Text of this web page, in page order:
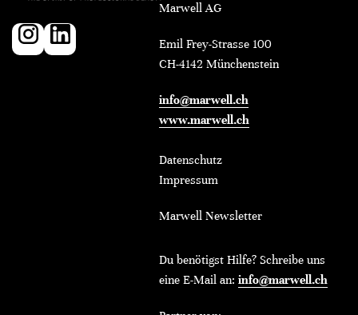
Marwell AG
Emil Frey-Strasse 100
CH-4142 Münchenstein
info@marwell.ch
www.marwell.ch
Datenschutz
Impressum
Marwell Newsletter
Du benötigst Hilfe? Schreibe uns
eine E-Mail an: info@marwell.ch